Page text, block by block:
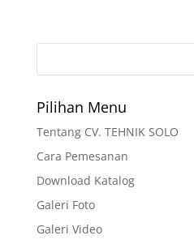
Pilihan Menu
Tentang CV. TEHNIK SOLO
Cara Pemesanan
Download Katalog
Galeri Foto
Galeri Video